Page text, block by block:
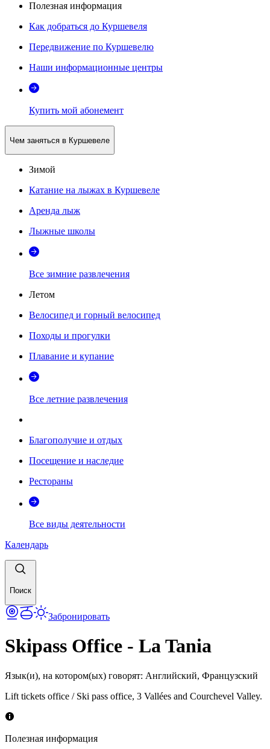
Полезная информация
Как добраться до Куршевеля
Передвижение по Куршевелю
Наши информационные центры
Купить мой абонемент
Чем заняться в Куршевеле
Зимой
Катание на лыжах в Куршевеле
Аренда лыж
Лыжные школы
Все зимние развлечения
Летом
Велосипед и горный велосипед
Походы и прогулки
Плавание и купание
Все летние развлечения
Благополучие и отдых
Посещение и наследие
Рестораны
Все виды деятельности
Календарь
Поиск
Забронировать
Skipass Office - La Tania
Язык(и), на котором(ых) говорят: Английский, Французский
Lift tickets office / Ski pass office, 3 Vallées and Courchevel Valley.
Полезная информация